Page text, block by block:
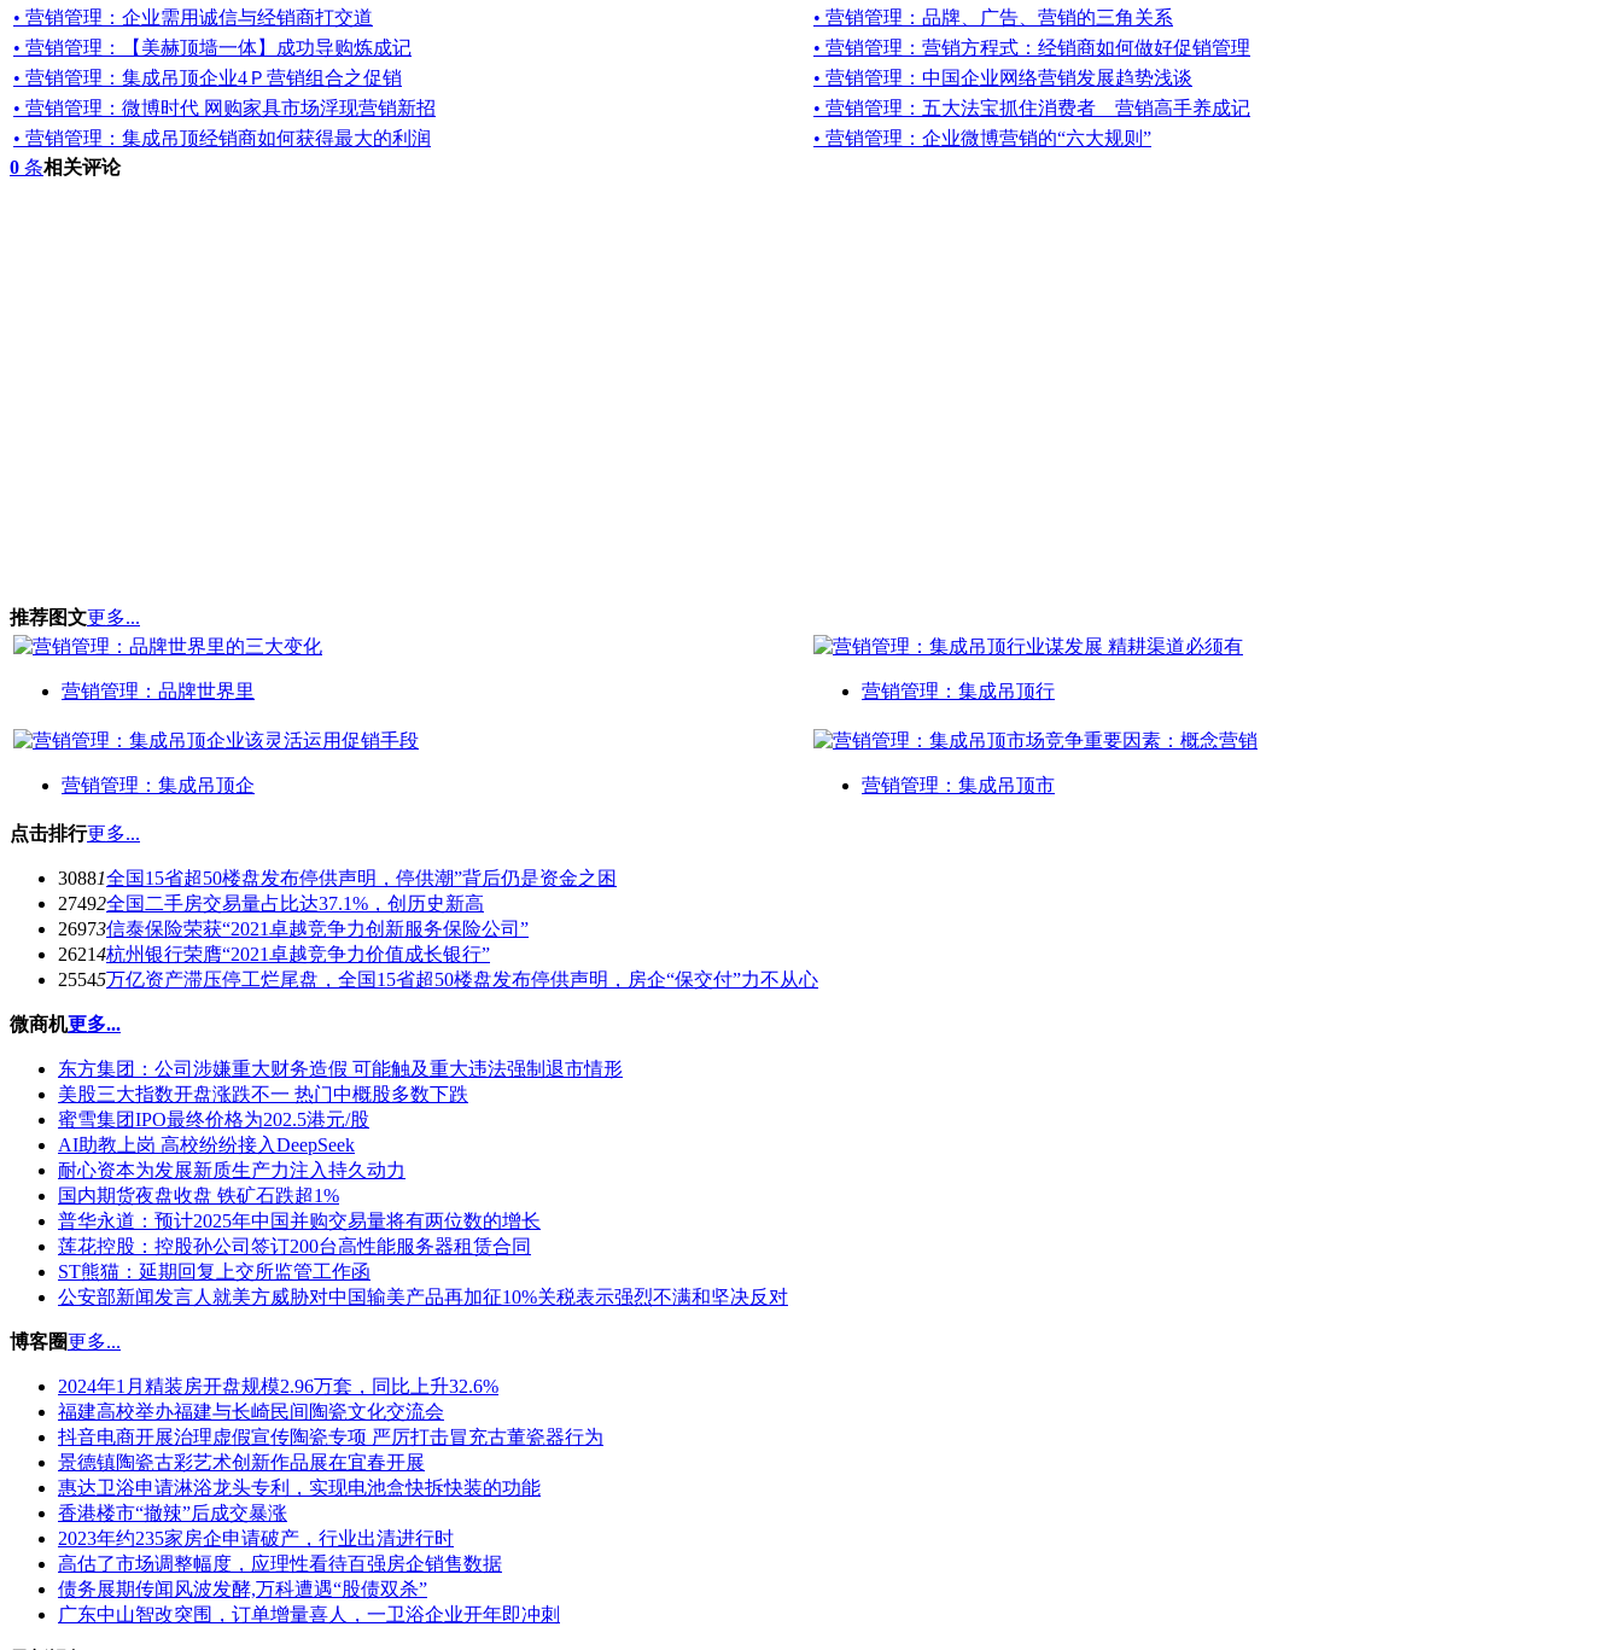
• 营销管理：企业需用诚信与经销商打交道
• 营销管理：品牌、广告、营销的三角关系
• 营销管理：【美赫顶墙一体】成功导购炼成记
• 营销管理：营销方程式：经销商如何做好促销管理
• 营销管理：集成吊顶企业4Ｐ营销组合之促销
• 营销管理：中国企业网络营销发展趋势浅谈
• 营销管理：微博时代 网购家具市场浮现营销新招
• 营销管理：五大法宝抓住消费者 营销高手养成记
• 营销管理：集成吊顶经销商如何获得最大的利润
• 营销管理：企业微博营销的“六大规则”
0 条相关评论
推荐图文更多...
营销管理：品牌世界里 营销管理：集成吊顶行
营销管理：集成吊顶企 营销管理：集成吊顶市
点击排行更多...
30881全国15省超50楼盘发布停供声明，停供潮”背后仍是资金之困
27492全国二手房交易量占比达37.1%，创历史新高
26973信泰保险荣获“2021卓越竞争力创新服务保险公司”
26214杭州银行荣膺“2021卓越竞争力价值成长银行”
25545万亿资产滞压停工烂尾盘，全国15省超50楼盘发布停供声明，房企“保交付”力不从心
微商机更多...
东方集团：公司涉嫌重大财务造假 可能触及重大违法强制退市情形
美股三大指数开盘涨跌不一 热门中概股多数下跌
蜜雪集团IPO最终价格为202.5港元/股
AI助教上岗 高校纷纷接入DeepSeek
耐心资本为发展新质生产力注入持久动力
国内期货夜盘收盘 铁矿石跌超1%
普华永道：预计2025年中国并购交易量将有两位数的增长
莲花控股：控股孙公司签订200台高性能服务器租赁合同
ST熊猫：延期回复上交所监管工作函
公安部新闻发言人就美方威胁对中国输美产品再加征10%关税表示强烈不满和坚决反对
博客圈更多...
2024年1月精装房开盘规模2.96万套，同比上升32.6%
福建高校举办福建与长崎民间陶瓷文化交流会
抖音电商开展治理虚假宣传陶瓷专项 严厉打击冒充古董瓷器行为
景德镇陶瓷古彩艺术创新作品展在宜春开展
惠达卫浴申请淋浴龙头专利，实现电池盒快拆快装的功能
香港楼市“撤辣”后成交暴涨
2023年约235家房企申请破产，行业出清进行时
高估了市场调整幅度，应理性看待百强房企销售数据
债务展期传闻风波发酵,万科遭遇“股债双杀”
广东中山智改突围，订单增量喜人，一卫浴企业开年即冲刺